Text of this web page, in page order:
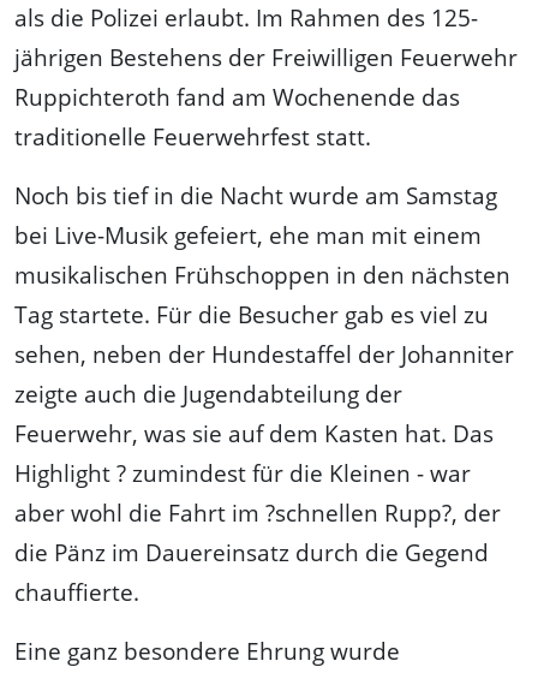
als die Polizei erlaubt. Im Rahmen des 125-
jährigen Bestehens der Freiwilligen Feuerwehr
Ruppichteroth fand am Wochenende das
traditionelle Feuerwehrfest statt.
Noch bis tief in die Nacht wurde am Samstag
bei Live-Musik gefeiert, ehe man mit einem
musikalischen Frühschoppen in den nächsten
Tag startete. Für die Besucher gab es viel zu
sehen, neben der Hundestaffel der Johanniter
zeigte auch die Jugendabteilung der
Feuerwehr, was sie auf dem Kasten hat. Das
Highlight ? zumindest für die Kleinen - war
aber wohl die Fahrt im ?schnellen Rupp?, der
die Pänz im Dauereinsatz durch die Gegend
chauffierte.
Eine ganz besondere Ehrung wurde